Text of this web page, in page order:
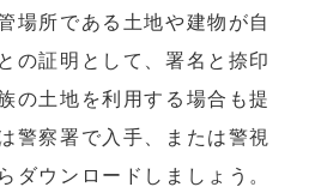
場所である土地や建物が自
の証明として、署名と捺印
の土地を利用する場合も提
警察署で入手、または警視
ダウンロードしましょう。